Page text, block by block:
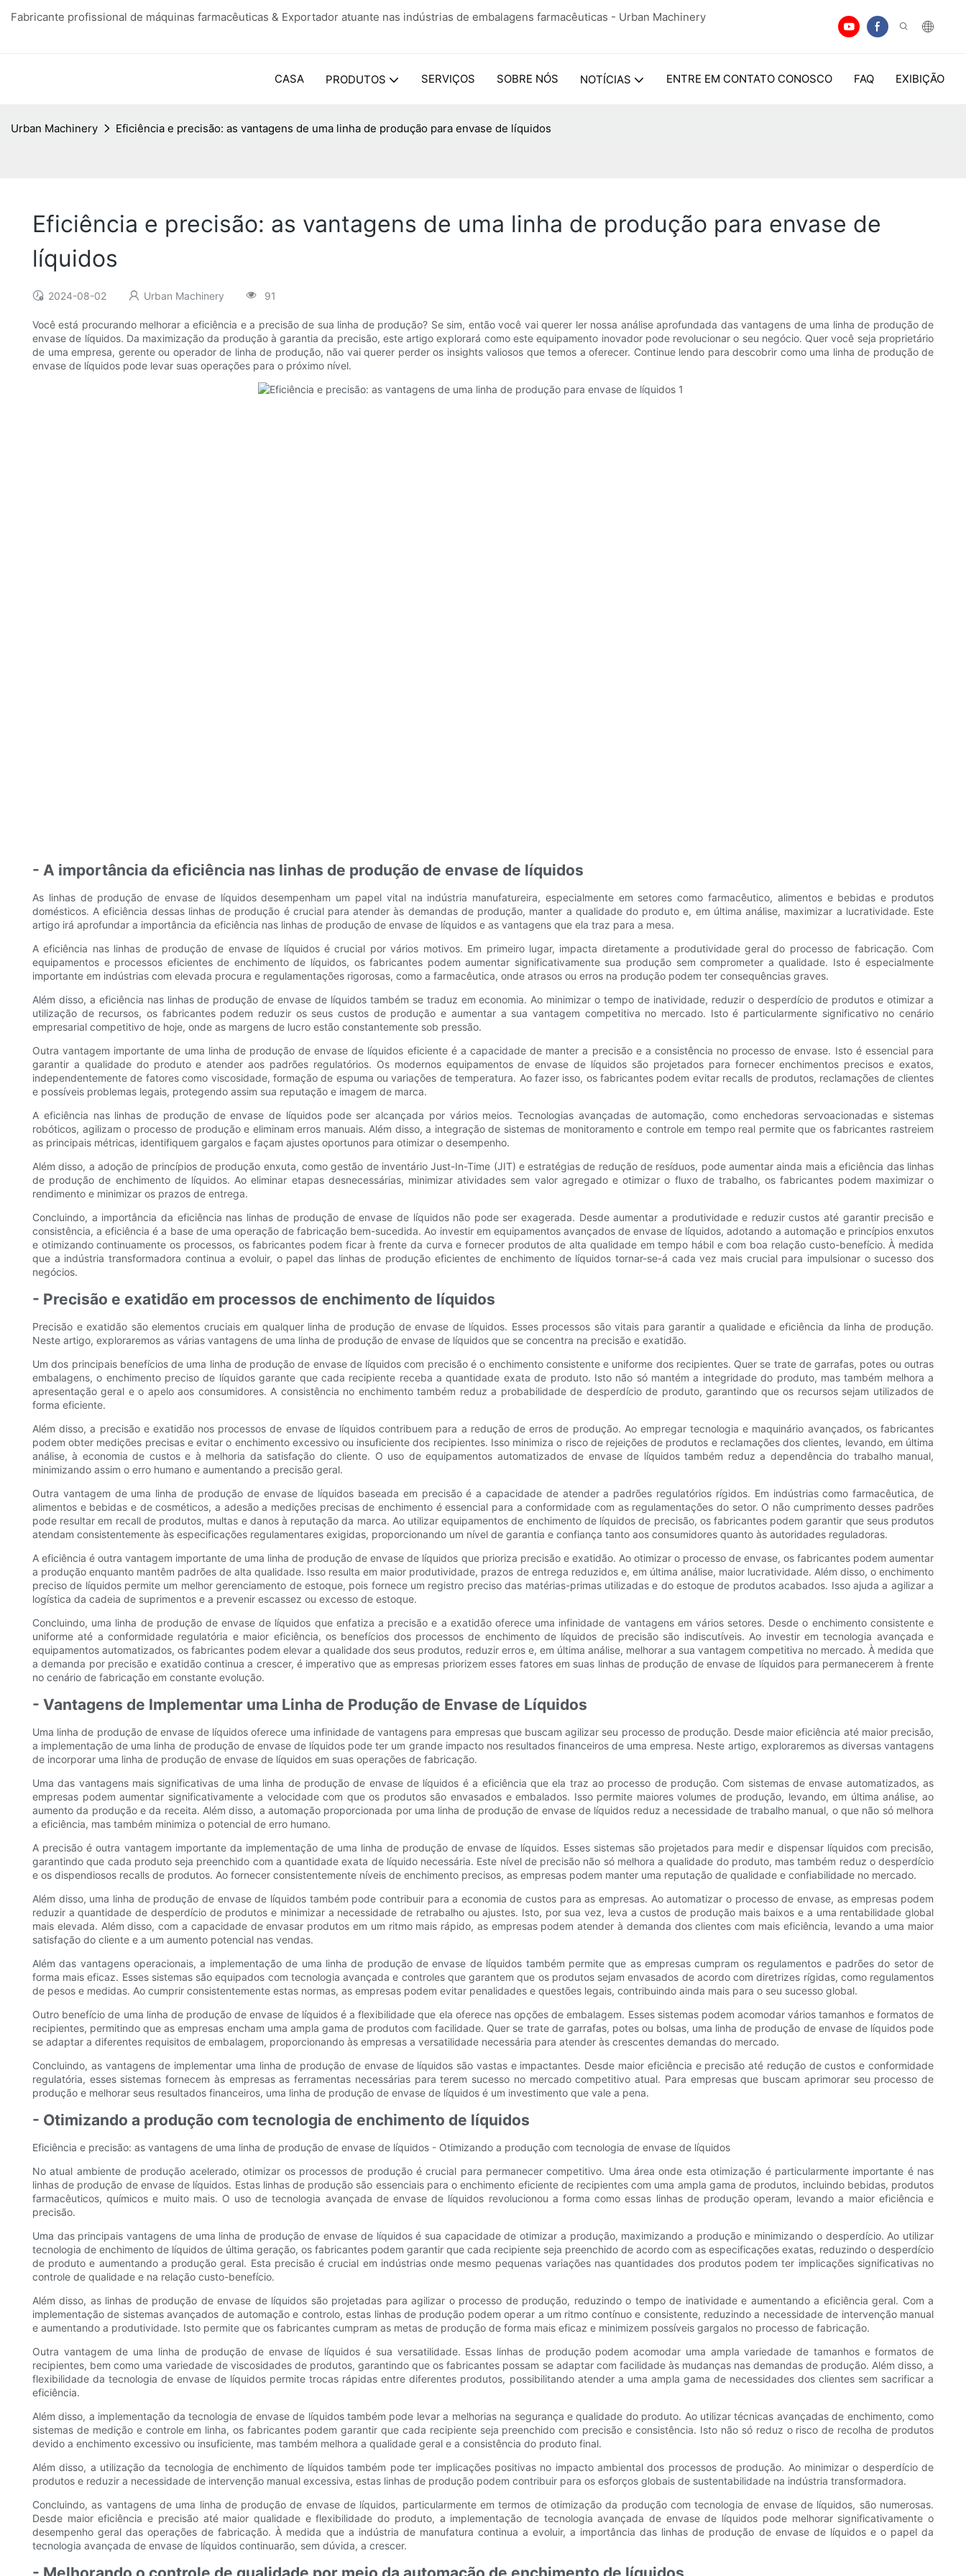
Fabricante profissional de máquinas farmacêuticas & Exportador atuante nas indústrias de embalagens farmacêuticas - Urban Machinery
CASA PRODUTOS SERVIÇOS SOBRE NÓS NOTÍCIAS ENTRE EM CONTATO CONOSCO FAQ EXIBIÇÃO
Urban Machinery Eficiência e precisão: as vantagens de uma linha de produção para envase de líquidos
Eficiência e precisão: as vantagens de uma linha de produção para envase de
líquidos
2024-08-02 Urban Machinery 91
Você está procurando melhorar a eficiência e a precisão de sua linha de produção? Se sim, então você vai querer ler nossa análise aprofundada das vantagens de uma linha de produção de
envase de líquidos. Da maximização da produção à garantia da precisão, este artigo explorará como este equipamento inovador pode revolucionar o seu negócio. Quer você seja proprietário
de uma empresa, gerente ou operador de linha de produção, não vai querer perder os insights valiosos que temos a oferecer. Continue lendo para descobrir como uma linha de produção de
envase de líquidos pode levar suas operações para o próximo nível.
- A importância da eficiência nas linhas de produção de envase de líquidos
As linhas de produção de envase de líquidos desempenham um papel vital na indústria manufatureira, especialmente em setores como farmacêutico, alimentos e bebidas e produtos
domésticos. A eficiência dessas linhas de produção é crucial para atender às demandas de produção, manter a qualidade do produto e, em última análise, maximizar a lucratividade. Este
artigo irá aprofundar a importância da eficiência nas linhas de produção de envase de líquidos e as vantagens que ela traz para a mesa.
A eficiência nas linhas de produção de envase de líquidos é crucial por vários motivos. Em primeiro lugar, impacta diretamente a produtividade geral do processo de fabricação. Com
equipamentos e processos eficientes de enchimento de líquidos, os fabricantes podem aumentar significativamente sua produção sem comprometer a qualidade. Isto é especialmente
importante em indústrias com elevada procura e regulamentações rigorosas, como a farmacêutica, onde atrasos ou erros na produção podem ter consequências graves.
Além disso, a eficiência nas linhas de produção de envase de líquidos também se traduz em economia. Ao minimizar o tempo de inatividade, reduzir o desperdício de produtos e otimizar a
utilização de recursos, os fabricantes podem reduzir os seus custos de produção e aumentar a sua vantagem competitiva no mercado. Isto é particularmente significativo no cenário
empresarial competitivo de hoje, onde as margens de lucro estão constantemente sob pressão.
Outra vantagem importante de uma linha de produção de envase de líquidos eficiente é a capacidade de manter a precisão e a consistência no processo de envase. Isto é essencial para
garantir a qualidade do produto e atender aos padrões regulatórios. Os modernos equipamentos de envase de líquidos são projetados para fornecer enchimentos precisos e exatos,
independentemente de fatores como viscosidade, formação de espuma ou variações de temperatura. Ao fazer isso, os fabricantes podem evitar recalls de produtos, reclamações de clientes
e possíveis problemas legais, protegendo assim sua reputação e imagem de marca.
A eficiência nas linhas de produção de envase de líquidos pode ser alcançada por vários meios. Tecnologias avançadas de automação, como enchedoras servoacionadas e sistemas
robóticos, agilizam o processo de produção e eliminam erros manuais. Além disso, a integração de sistemas de monitoramento e controle em tempo real permite que os fabricantes rastreiem
as principais métricas, identifiquem gargalos e façam ajustes oportunos para otimizar o desempenho.
Além disso, a adoção de princípios de produção enxuta, como gestão de inventário Just-In-Time (JIT) e estratégias de redução de resíduos, pode aumentar ainda mais a eficiência das linhas
de produção de enchimento de líquidos. Ao eliminar etapas desnecessárias, minimizar atividades sem valor agregado e otimizar o fluxo de trabalho, os fabricantes podem maximizar o
rendimento e minimizar os prazos de entrega.
Concluindo, a importância da eficiência nas linhas de produção de envase de líquidos não pode ser exagerada. Desde aumentar a produtividade e reduzir custos até garantir precisão e
consistência, a eficiência é a base de uma operação de fabricação bem-sucedida. Ao investir em equipamentos avançados de envase de líquidos, adotando a automação e princípios enxutos
e otimizando continuamente os processos, os fabricantes podem ficar à frente da curva e fornecer produtos de alta qualidade em tempo hábil e com boa relação custo-benefício. À medida
que a indústria transformadora continua a evoluir, o papel das linhas de produção eficientes de enchimento de líquidos tornar-se-á cada vez mais crucial para impulsionar o sucesso dos
negócios.
- Precisão e exatidão em processos de enchimento de líquidos
Precisão e exatidão são elementos cruciais em qualquer linha de produção de envase de líquidos. Esses processos são vitais para garantir a qualidade e eficiência da linha de produção.
Neste artigo, exploraremos as várias vantagens de uma linha de produção de envase de líquidos que se concentra na precisão e exatidão.
Um dos principais benefícios de uma linha de produção de envase de líquidos com precisão é o enchimento consistente e uniforme dos recipientes. Quer se trate de garrafas, potes ou outras
embalagens, o enchimento preciso de líquidos garante que cada recipiente receba a quantidade exata de produto. Isto não só mantém a integridade do produto, mas também melhora a
apresentação geral e o apelo aos consumidores. A consistência no enchimento também reduz a probabilidade de desperdício de produto, garantindo que os recursos sejam utilizados de
forma eficiente.
Além disso, a precisão e exatidão nos processos de envase de líquidos contribuem para a redução de erros de produção. Ao empregar tecnologia e maquinário avançados, os fabricantes
podem obter medições precisas e evitar o enchimento excessivo ou insuficiente dos recipientes. Isso minimiza o risco de rejeições de produtos e reclamações dos clientes, levando, em última
análise, à economia de custos e à melhoria da satisfação do cliente. O uso de equipamentos automatizados de envase de líquidos também reduz a dependência do trabalho manual,
minimizando assim o erro humano e aumentando a precisão geral.
Outra vantagem de uma linha de produção de envase de líquidos baseada em precisão é a capacidade de atender a padrões regulatórios rígidos. Em indústrias como farmacêutica, de
alimentos e bebidas e de cosméticos, a adesão a medições precisas de enchimento é essencial para a conformidade com as regulamentações do setor. O não cumprimento desses padrões
pode resultar em recall de produtos, multas e danos à reputação da marca. Ao utilizar equipamentos de enchimento de líquidos de precisão, os fabricantes podem garantir que seus produtos
atendam consistentemente às especificações regulamentares exigidas, proporcionando um nível de garantia e confiança tanto aos consumidores quanto às autoridades reguladoras.
A eficiência é outra vantagem importante de uma linha de produção de envase de líquidos que prioriza precisão e exatidão. Ao otimizar o processo de envase, os fabricantes podem aumentar
a produção enquanto mantêm padrões de alta qualidade. Isso resulta em maior produtividade, prazos de entrega reduzidos e, em última análise, maior lucratividade. Além disso, o enchimento
preciso de líquidos permite um melhor gerenciamento de estoque, pois fornece um registro preciso das matérias-primas utilizadas e do estoque de produtos acabados. Isso ajuda a agilizar a
logística da cadeia de suprimentos e a prevenir escassez ou excesso de estoque.
Concluindo, uma linha de produção de envase de líquidos que enfatiza a precisão e a exatidão oferece uma infinidade de vantagens em vários setores. Desde o enchimento consistente e
uniforme até a conformidade regulatória e maior eficiência, os benefícios dos processos de enchimento de líquidos de precisão são indiscutíveis. Ao investir em tecnologia avançada e
equipamentos automatizados, os fabricantes podem elevar a qualidade dos seus produtos, reduzir erros e, em última análise, melhorar a sua vantagem competitiva no mercado. À medida que
a demanda por precisão e exatidão continua a crescer, é imperativo que as empresas priorizem esses fatores em suas linhas de produção de envase de líquidos para permanecerem à frente
no cenário de fabricação em constante evolução.
- Vantagens de Implementar uma Linha de Produção de Envase de Líquidos
Uma linha de produção de envase de líquidos oferece uma infinidade de vantagens para empresas que buscam agilizar seu processo de produção. Desde maior eficiência até maior precisão,
a implementação de uma linha de produção de envase de líquidos pode ter um grande impacto nos resultados financeiros de uma empresa. Neste artigo, exploraremos as diversas vantagens
de incorporar uma linha de produção de envase de líquidos em suas operações de fabricação.
Uma das vantagens mais significativas de uma linha de produção de envase de líquidos é a eficiência que ela traz ao processo de produção. Com sistemas de envase automatizados, as
empresas podem aumentar significativamente a velocidade com que os produtos são envasados ​​e embalados. Isso permite maiores volumes de produção, levando, em última análise, ao
aumento da produção e da receita. Além disso, a automação proporcionada por uma linha de produção de envase de líquidos reduz a necessidade de trabalho manual, o que não só melhora
a eficiência, mas também minimiza o potencial de erro humano.
A precisão é outra vantagem importante da implementação de uma linha de produção de envase de líquidos. Esses sistemas são projetados para medir e dispensar líquidos com precisão,
garantindo que cada produto seja preenchido com a quantidade exata de líquido necessária. Este nível de precisão não só melhora a qualidade do produto, mas também reduz o desperdício
e os dispendiosos recalls de produtos. Ao fornecer consistentemente níveis de enchimento precisos, as empresas podem manter uma reputação de qualidade e confiabilidade no mercado.
Além disso, uma linha de produção de envase de líquidos também pode contribuir para a economia de custos para as empresas. Ao automatizar o processo de envase, as empresas podem
reduzir a quantidade de desperdício de produtos e minimizar a necessidade de retrabalho ou ajustes. Isto, por sua vez, leva a custos de produção mais baixos e a uma rentabilidade global
mais elevada. Além disso, com a capacidade de envasar produtos em um ritmo mais rápido, as empresas podem atender à demanda dos clientes com mais eficiência, levando a uma maior
satisfação do cliente e a um aumento potencial nas vendas.
Além das vantagens operacionais, a implementação de uma linha de produção de envase de líquidos também permite que as empresas cumpram os regulamentos e padrões do setor de
forma mais eficaz. Esses sistemas são equipados com tecnologia avançada e controles que garantem que os produtos sejam envasados ​​de acordo com diretrizes rígidas, como regulamentos
de pesos e medidas. Ao cumprir consistentemente estas normas, as empresas podem evitar penalidades e questões legais, contribuindo ainda mais para o seu sucesso global.
Outro benefício de uma linha de produção de envase de líquidos é a flexibilidade que ela oferece nas opções de embalagem. Esses sistemas podem acomodar vários tamanhos e formatos de
recipientes, permitindo que as empresas encham uma ampla gama de produtos com facilidade. Quer se trate de garrafas, potes ou bolsas, uma linha de produção de envase de líquidos pode
se adaptar a diferentes requisitos de embalagem, proporcionando às empresas a versatilidade necessária para atender às crescentes demandas do mercado.
Concluindo, as vantagens de implementar uma linha de produção de envase de líquidos são vastas e impactantes. Desde maior eficiência e precisão até redução de custos e conformidade
regulatória, esses sistemas fornecem às empresas as ferramentas necessárias para terem sucesso no mercado competitivo atual. Para empresas que buscam aprimorar seu processo de
produção e melhorar seus resultados financeiros, uma linha de produção de envase de líquidos é um investimento que vale a pena.
- Otimizando a produção com tecnologia de enchimento de líquidos
Eficiência e precisão: as vantagens de uma linha de produção de envase de líquidos - Otimizando a produção com tecnologia de envase de líquidos
No atual ambiente de produção acelerado, otimizar os processos de produção é crucial para permanecer competitivo. Uma área onde esta otimização é particularmente importante é nas
linhas de produção de envase de líquidos. Estas linhas de produção são essenciais para o enchimento eficiente de recipientes com uma ampla gama de produtos, incluindo bebidas, produtos
farmacêuticos, químicos e muito mais. O uso de tecnologia avançada de envase de líquidos revolucionou a forma como essas linhas de produção operam, levando a maior eficiência e
precisão.
Uma das principais vantagens de uma linha de produção de envase de líquidos é sua capacidade de otimizar a produção, maximizando a produção e minimizando o desperdício. Ao utilizar
tecnologia de enchimento de líquidos de última geração, os fabricantes podem garantir que cada recipiente seja preenchido de acordo com as especificações exatas, reduzindo o desperdício
de produto e aumentando a produção geral. Esta precisão é crucial em indústrias onde mesmo pequenas variações nas quantidades dos produtos podem ter implicações significativas no
controle de qualidade e na relação custo-benefício.
Além disso, as linhas de produção de envase de líquidos são projetadas para agilizar o processo de produção, reduzindo o tempo de inatividade e aumentando a eficiência geral. Com a
implementação de sistemas avançados de automação e controlo, estas linhas de produção podem operar a um ritmo contínuo e consistente, reduzindo a necessidade de intervenção manual
e aumentando a produtividade. Isto permite que os fabricantes cumpram as metas de produção de forma mais eficaz e minimizem possíveis gargalos no processo de fabricação.
Outra vantagem de uma linha de produção de envase de líquidos é sua versatilidade. Essas linhas de produção podem acomodar uma ampla variedade de tamanhos e formatos de
recipientes, bem como uma variedade de viscosidades de produtos, garantindo que os fabricantes possam se adaptar com facilidade às mudanças nas demandas de produção. Além disso, a
flexibilidade da tecnologia de envase de líquidos permite trocas rápidas entre diferentes produtos, possibilitando atender a uma ampla gama de necessidades dos clientes sem sacrificar a
eficiência.
Além disso, a implementação da tecnologia de envase de líquidos também pode levar a melhorias na segurança e qualidade do produto. Ao utilizar técnicas avançadas de enchimento, como
sistemas de medição e controle em linha, os fabricantes podem garantir que cada recipiente seja preenchido com precisão e consistência. Isto não só reduz o risco de recolha de produtos
devido a enchimento excessivo ou insuficiente, mas também melhora a qualidade geral e a consistência do produto final.
Além disso, a utilização da tecnologia de enchimento de líquidos também pode ter implicações positivas no impacto ambiental dos processos de produção. Ao minimizar o desperdício de
produtos e reduzir a necessidade de intervenção manual excessiva, estas linhas de produção podem contribuir para os esforços globais de sustentabilidade na indústria transformadora.
Concluindo, as vantagens de uma linha de produção de envase de líquidos, particularmente em termos de otimização da produção com tecnologia de envase de líquidos, são numerosas.
Desde maior eficiência e precisão até maior qualidade e flexibilidade do produto, a implementação de tecnologia avançada de envase de líquidos pode melhorar significativamente o
desempenho geral das operações de fabricação. À medida que a indústria de manufatura continua a evoluir, a importância das linhas de produção de envase de líquidos e o papel da
tecnologia avançada de envase de líquidos continuarão, sem dúvida, a crescer.